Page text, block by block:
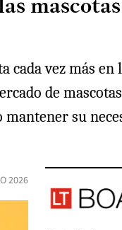
cada vez más
de
su
2026